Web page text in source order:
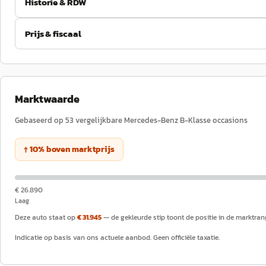
Prijs & fiscaal
Marktwaarde
Gebaseerd op 53 vergelijkbareMercedes-BenzB-Klasseoccasions
↑10%bovenmarktprijs
€ 26.890
Laag
Deze auto staat op€ 31.945— de gekleurde stip toont de positie in de
Indicatie op basis van ons actuele aanbod. Geen officiële taxatie.